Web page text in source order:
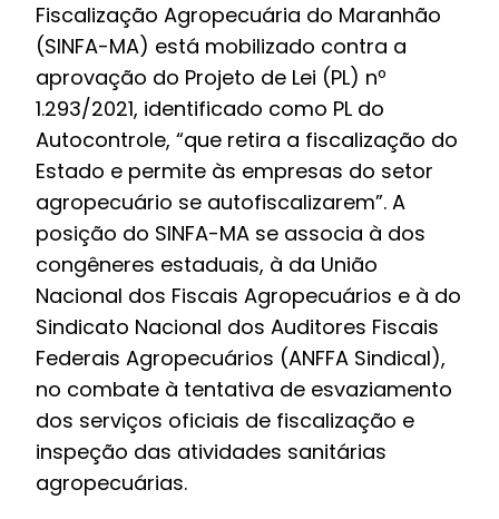
Fiscalização Agropecuária do Maranhão
(SINFA-MA) está mobilizado contra a
aprovação do Projeto de Lei (PL) nº
1.293/2021, identificado como PL do
Autocontrole, “que retira a fiscalização do
Estado e permite às empresas do setor
agropecuário se autofiscalizarem”. A
posição do SINFA-MA se associa à dos
congêneres estaduais, à da União
Nacional dos Fiscais Agropecuários e à do
Sindicato Nacional dos Auditores Fiscais
Federais Agropecuários (ANFFA Sindical),
no combate à tentativa de esvaziamento
dos serviços oficiais de fiscalização e
inspeção das atividades sanitárias
agropecuárias.